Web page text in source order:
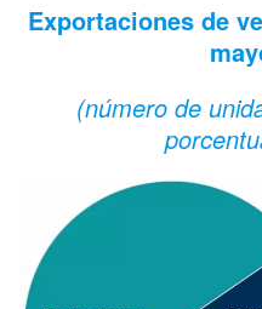
Exportaciones de
(número de